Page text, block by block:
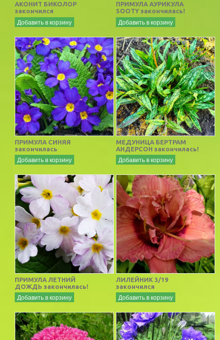
АКОНИТ БИКОЛОР
закончился
Добавить в корзину
ПРИМУЛА АУРИКУЛА
SOOTY закончилась!
Добавить в корзину
ПРИМУЛА СИНЯЯ
закончилась
Добавить в корзину
МЕДУНИЦА БЕРТРАМ
АНДЕРСОН закончилась!
Добавить в корзину
ПРИМУЛА ЛЕТНИЙ
ДОЖДЬ закончилась!
Добавить в корзину
ЛИЛЕЙНИК 3/19
закончился
Добавить в корзину